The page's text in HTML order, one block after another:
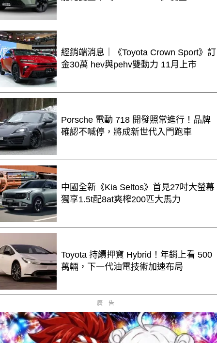
經銷端消息｜《Toyota Crown Sport》訂
金30萬 hev與pehv雙動力 11月上市
Porsche 電動 718 開發照常進行！品牌
確認不喊停，將成新世代入門跑車
中國全新《Kia Seltos》首見27吋大螢幕
獨享1.5t配8at爽榨200匹大馬力
Toyota 持續押寶 Hybrid！年銷上看 500
萬輛，下一代油電技術加速布局
廣告